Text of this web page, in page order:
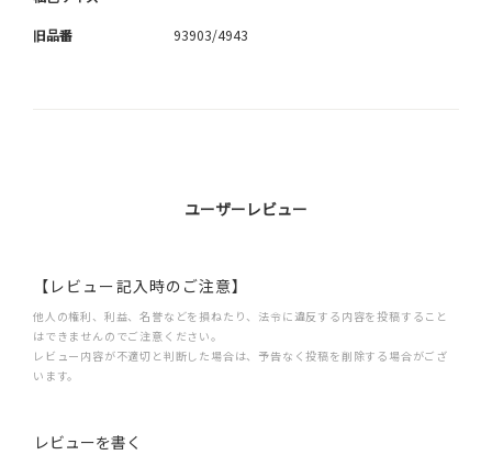
旧品番 93903/4943
ユーザーレビュー
【レビュー記入時のご注意】
他人の権利、利益、名誉などを損ねたり、法令に違反する内容を投稿すること
はできませんのでご注意ください。
レビュー内容が不適切と判断した場合は、予告なく投稿を削除する場合がござ
います。
レビューを書く